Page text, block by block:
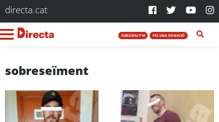
directa.cat
SUBSCRIU-T'HI FES UNA DONACIÓ
sobreseïment